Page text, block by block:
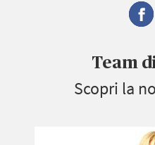
Team
Scopri la